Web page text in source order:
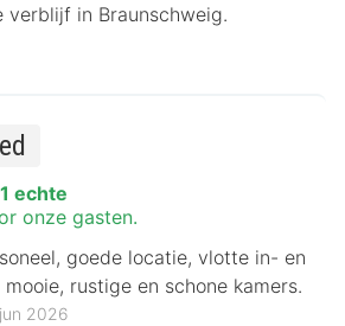
verblijf in Braunschweig.
echte
onze gasten.
goede locatie, vlotte in- en
rustige en schone kamers.
2026